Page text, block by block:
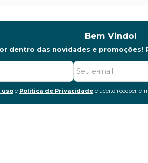
Bem Vindo!
dentro das novidades e promoções!
uso e Politica de Privacidade e aceito receber e-